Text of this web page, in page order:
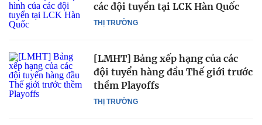
THỊ TRƯỜNG
các đội tuyển tại LCK Hàn Quốc
THỊ TRƯỜNG
[LMHT] Bảng xếp hạng của các
đội tuyển hàng đầu Thế giới trước
thềm Playoffs